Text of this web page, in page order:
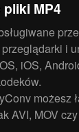
MP4
i
iOS,
możesz
AVI, MOV